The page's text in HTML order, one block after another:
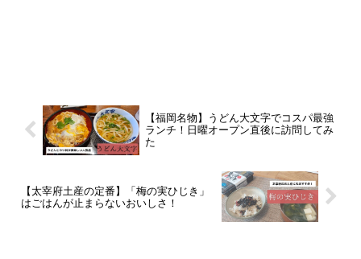
【福岡名物】うどん大文字でコスパ最強
ランチ！日曜オープン直後に訪問してみ
た
【太宰府土産の定番】「梅の実ひじき」
はごはんが止まらないおいしさ！